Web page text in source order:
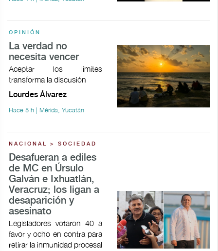
OPINIÓN
La verdad no
necesita vencer
Aceptar los límites
transforma la discusión
Lourdes Álvarez
Hace 5 h | Mérida, Yucatán
NACIONAL > SOCIEDAD
Desafueran a ediles
de MC en Úrsulo
Galván e Ixhuatlán,
Veracruz; los ligan a
desaparición y
asesinato
Legisladores votaron 40 a
favor y ocho en contra para
retirar la inmunidad procesal